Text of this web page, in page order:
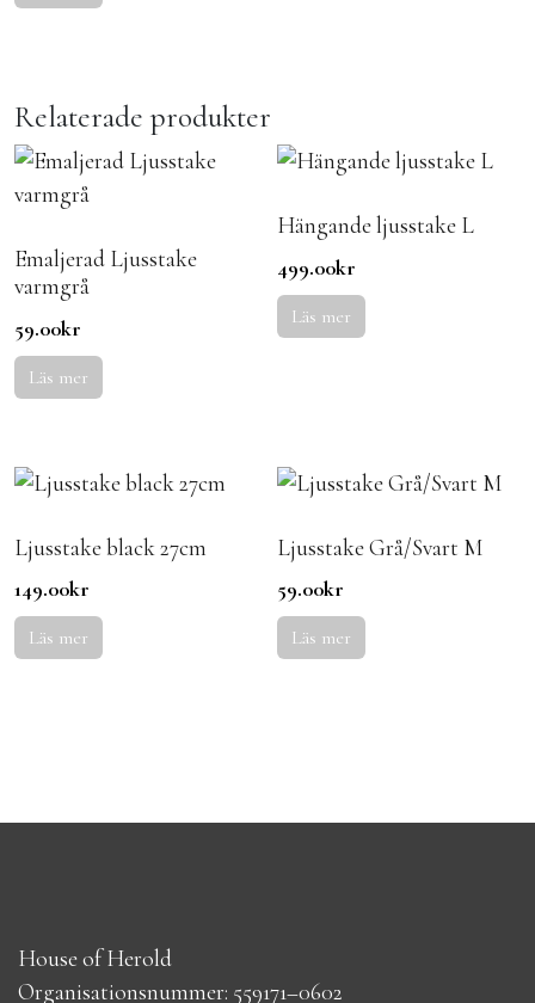
Relaterade produkter
Emaljerad Ljusstake
varmgrå
59.00kr
Läs mer
Hängande ljusstake L
499.00kr
Läs mer
Ljusstake black 27cm
149.00kr
Läs mer
Ljusstake Grå/Svart M
59.00kr
Läs mer
House of Herold
Organisationsnummer: 559171–0602